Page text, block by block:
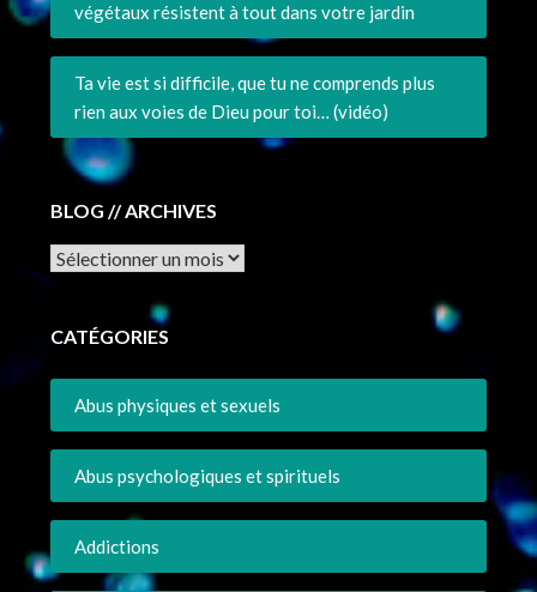
végétaux résistent à tout dans votre jardin
Ta vie est si difficile, que tu ne comprends plus
rien aux voies de Dieu pour toi… (vidéo)
BLOG // ARCHIVES
Archives
CATÉGORIES
Abus physiques et sexuels
Abus psychologiques et spirituels
Addictions